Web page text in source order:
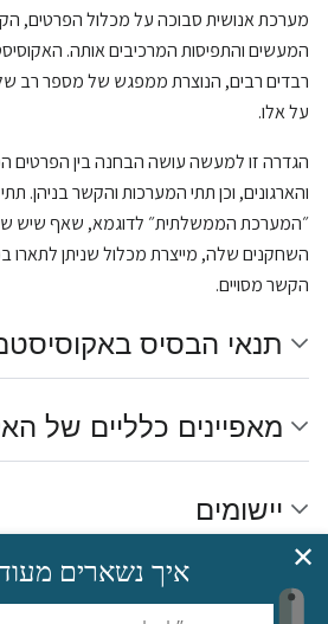
מערכת אנושית סבוכה על מכלול הפרטים,
המעשים והתפיסות המרכיבים אותה.
רבדים רבים, הנוצרת ממפגש של מספר רב
על אלו.
הגדרה זו למעשה עושה הבחנה בין הפרטים
והארגונים, וכן תתי המערכות והקשר בניהן.
״המערכת הממשלתית״ לדוגמא, שאף שיש
השחקנים שלה, מייצרת מכלול שניתן לתארו
הקשר מסויים.
תנאי הבסיס
מאפיינים כלליים של
יישומים
לקריאה נוספת
✕ איך נשארים